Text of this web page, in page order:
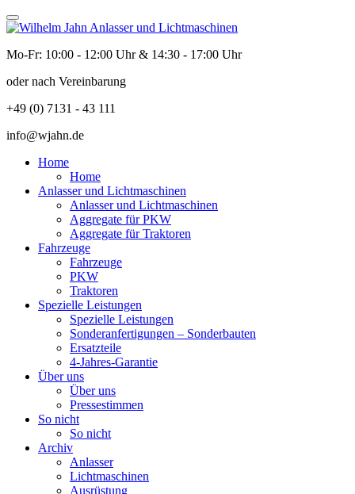
Mo-Fr: 10:00 - 12:00 Uhr & 14:30 - 17:00 Uhr
oder nach Vereinbarung
+49 (0) 7131 - 43 111
info@wjahn.de
Home
Home
Anlasser und Lichtmaschinen
Anlasser und Lichtmaschinen
Aggregate für PKW
Aggregate für Traktoren
Fahrzeuge
Fahrzeuge
PKW
Traktoren
Spezielle Leistungen
Spezielle Leistungen
Sonderanfertigungen – Sonderbauten
Ersatzteile
4-Jahres-Garantie
Über uns
Über uns
Pressestimmen
So nicht
So nicht
Archiv
Anlasser
Lichtmaschinen
Ausrüstung